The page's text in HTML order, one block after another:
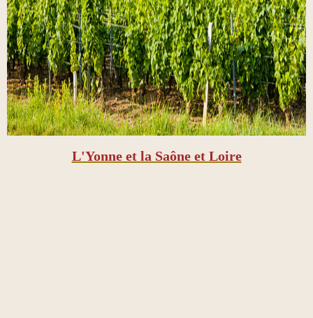
L'Yonne et la Saône et Loire